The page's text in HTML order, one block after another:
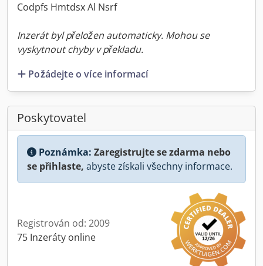
Codpfs Hmtdsx Al Nsrf
Inzerát byl přeložen automaticky. Mohou se
vyskytnout chyby v překladu.
Požádejte o více informací
Poskytovatel
Poznámka: Zaregistrujte se zdarma nebo
se přihlaste, abyste získali všechny informace.
Registrován od: 2009
75 Inzeráty online